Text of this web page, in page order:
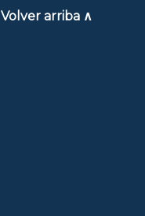
Volver arriba ∧